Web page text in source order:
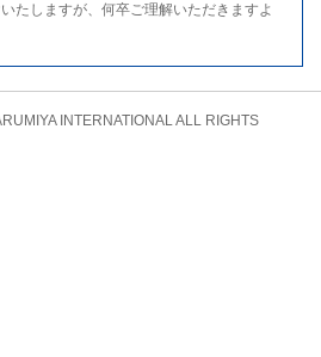
たしますが、何卒ご理解いただきますよ